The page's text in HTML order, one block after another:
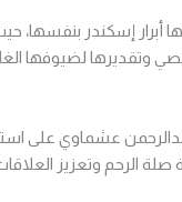
إسكندر بنفسها،
لضيوفها
عشماوي على
الرحم وتعزيز